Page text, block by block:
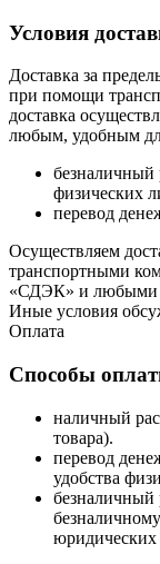
Условия
Доставка за
при помощи
доставка
любым, удобным
безналичный
физических
перевод
Осуществляем
транспортными
«СДЭК» и любыми
Иные условия
Оплата
Способы
наличный
товара).
перевод
удобства
безналичный
юридических